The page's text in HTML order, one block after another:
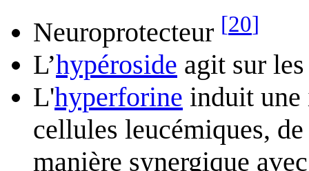
Neuroprotecteur [20]
L’hypéroside agit sur
L'hyperforine induit une
cellules leucémiques,
manière synergique